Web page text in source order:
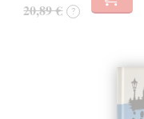
20,89 € ?